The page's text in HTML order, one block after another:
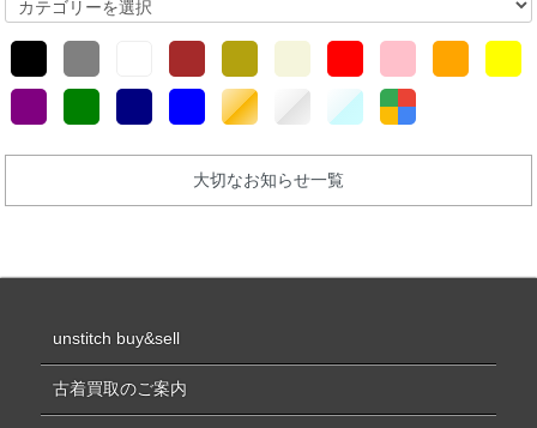
大切なお知らせ一覧
unstitch buy&sell
古着買取のご案内